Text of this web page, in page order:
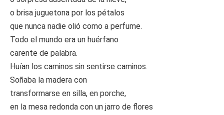
o brisa juguetona por los pétalos
que nunca nadie olió como a perfume.
Todo el mundo era un huérfano
carente de palabra.
Huían los caminos sin sentirse caminos.
Soñaba la madera con
transformarse en silla, en porche,
en la mesa redonda con un jarro de flores